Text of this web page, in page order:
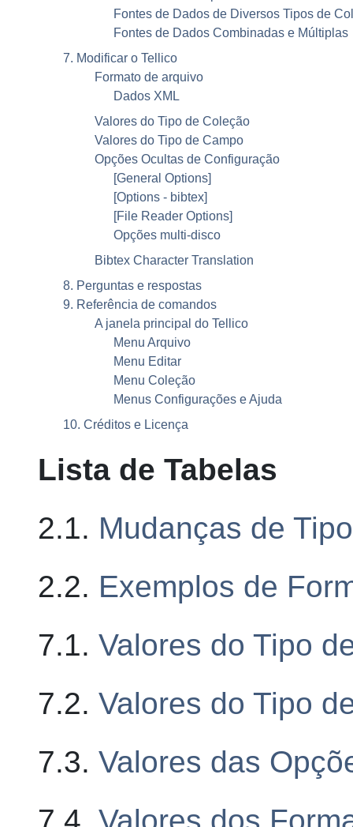
Fontes de Dados de Diversos Tipos de
Fontes de Dados Combinadas e Múltiplas
7. Modificar o Tellico
Formato de arquivo
Dados XML
Valores do Tipo de Coleção
Valores do Tipo de Campo
Opções Ocultas de Configuração
[General Options]
[Options - bibtex]
[File Reader Options]
Opções multi-disco
Bibtex Character Translation
8. Perguntas e respostas
9. Referência de comandos
A janela principal do Tellico
Menu Arquivo
Menu Editar
Menu Coleção
Menus Configurações e Ajuda
10. Créditos e Licença
Lista de Tabelas
2.1. Mudanças de
2.2. Exemplos de
7.1. Valores do Tipo
7.2. Valores do Tipo
7.3. Valores das
7.4. Valores dos